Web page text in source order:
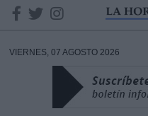
VIERNES, 07 AGOSTO 2026
DATOS
Responsable: